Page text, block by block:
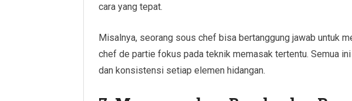
cara yang tepat.
Misalnya, seorang sous chef bisa bertanggung jawab untuk
chef de partie fokus pada teknik memasak tertentu. Semua
dan konsistensi setiap elemen hidangan.